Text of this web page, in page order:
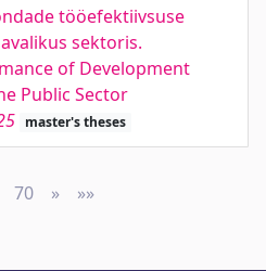
tööefektiivsuse
sektoris.
of Development
Public Sector
master's theses
70 » Next
»»